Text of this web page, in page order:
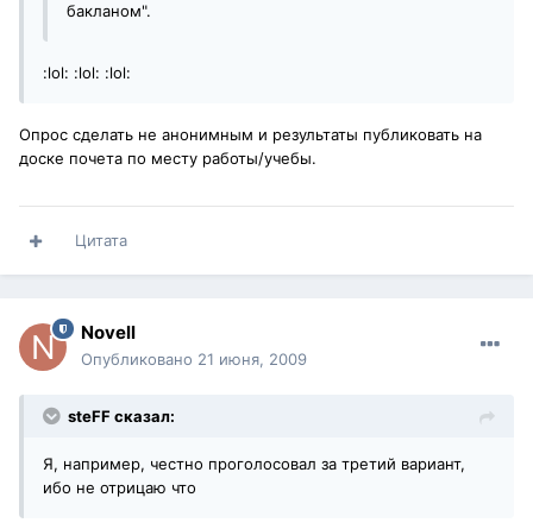
бакланом".
:lol: :lol: :lol:
Опрос сделать не анонимным и результаты публиковать на
доске почета по месту работы/учебы.
Цитата
Novell
Опубликовано 21 июня, 2009
steFF сказал:
Я, например, честно проголосовал за третий вариант,
ибо не отрицаю что